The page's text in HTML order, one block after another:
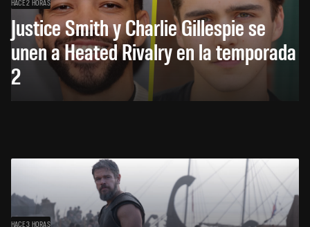
Justice Smith y Charlie Gillespie se
unen a Heated Rivalry en la temporada
2
HACE 3 HORAS